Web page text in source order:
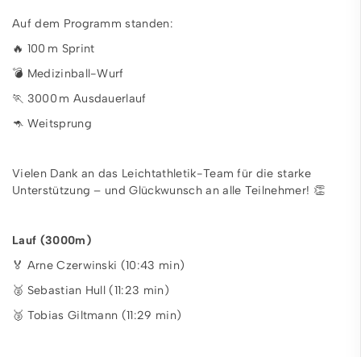
Auf dem Programm standen:
🔥 100 m Sprint
💣 Medizinball-Wurf
🏃 3000 m Ausdauerlauf
🦘 Weitsprung
Vielen Dank an das Leichtathletik-Team für die starke
Unterstützung – und Glückwunsch an alle Teilnehmer! 👏
Lauf (3000m)
🏅 Arne Czerwinski (10:43 min)
🥈 Sebastian Hull (11:23 min)
🥉 Tobias Giltmann (11:29 min)